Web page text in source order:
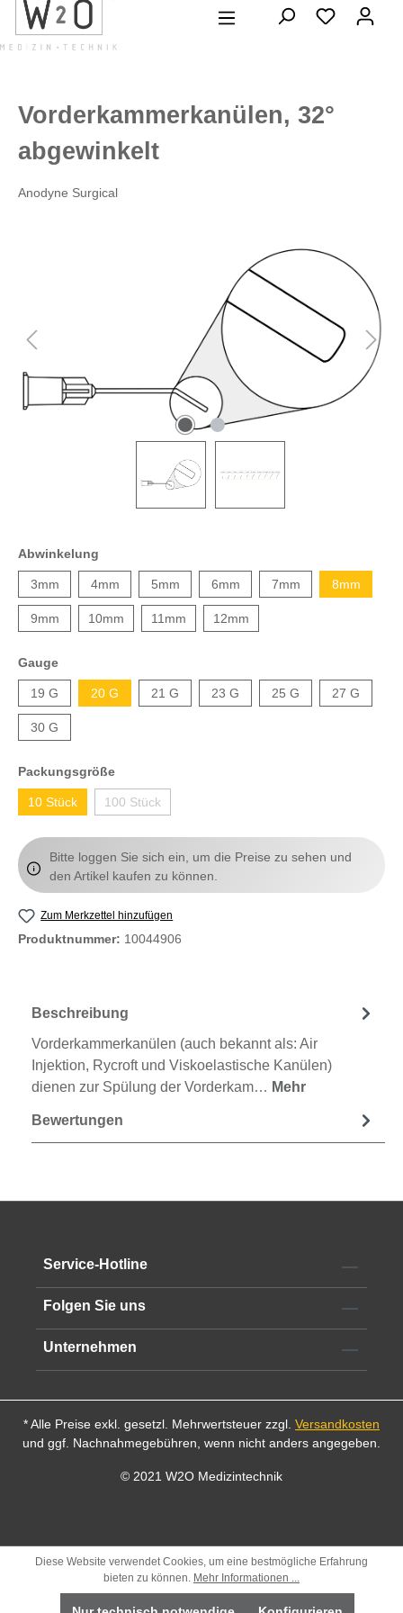
springen
Vorderkammerkanülen, 32°
abgewinkelt
Anodyne Surgical
Abwinkelung
3mm 4mm 5mm 6mm 7mm 8mm
9mm 10mm 11mm 12mm
Gauge
19 G 20 G 21 G 23 G 25 G 27 G
30 G
Packungsgröße
10 Stück 100 Stück
Bitte loggen Sie sich ein, um die Preise zu sehen und
den Artikel kaufen zu können.
Zum Merkzettel hinzufügen
Produktnummer: 10044906
Beschreibung
Vorderkammerkanülen (auch bekannt als: Air
Injektion, Rycroft und Viskoelastische Kanülen)
dienen zur Spülung der Vorderkam… Mehr
Bewertungen
Service-Hotline
Folgen Sie uns
Unternehmen
* Alle Preise exkl. gesetzl. Mehrwertsteuer zzgl. Versandkosten
und ggf. Nachnahmegebühren, wenn nicht anders angegeben.
© 2021 W2O Medizintechnik
Diese Website verwendet Cookies, um eine bestmögliche Erfahrung
bieten zu können. Mehr Informationen ...